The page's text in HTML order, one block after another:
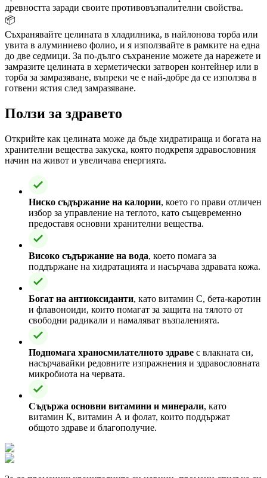
древността заради своите противовъзпалителни свойства.
📦
Съхранявайте целината в хладилника, в найлонова торба или
увита в алуминиево фолио, и я използвайте в рамките на една
до две седмици. За по-дълго съхранение можете да нарежете и
замразите целината в херметически затворен контейнер или в
торба за замразяване, въпреки че е най-добре да се използва в
готвени ястия след замразяване.
Ползи за здравето
Открийте как целината може да бъде хидратираща и богата на
хранителни вещества закуска, която подкрепя здравословния
начин на живот и увеличава енергията.
Ниско съдържание на калории, което го прави отличен
избор за управление на теглото, като същевременно
предоставя основни хранителни вещества.
Високо съдържание на вода, което помага за
поддържане на хидратацията и насърчава здравата кожа.
Богат на антиоксиданти, като витамин С, бета-каротин
и флавоноиди, които помагат за защита на тялото от
свободни радикали и намаляват възпаленията.
Подпомага храносмилателното здраве с влакната си,
насърчавайки редовните изпражнения и здравословната
микробиота на червата.
Съдържа основни витамини и минерали, като
витамин К, витамин А и фолат, които поддържат
общото здраве и благополучие.